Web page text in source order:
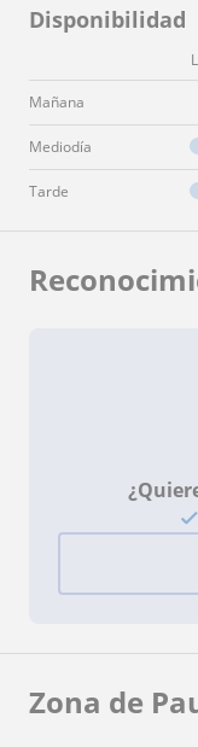
Disponibilidad
Mañana
Mediodía
Tarde
Zona de